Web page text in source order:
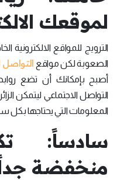
لموقعك
الترويج للمواقع الالكترونية
الصعوبة لكن مواقع التواصل
أصبح بإمكانك أن تضع
التواصل الاجتماعي ليتمكن
المعلومات التي يحتاجها بكل
سادساً:
منخفضة